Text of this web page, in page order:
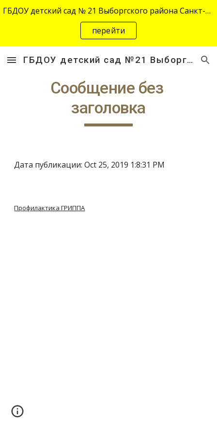
Skip to main content Skip to navigation
ГБДОУ детский сад № 21 Выборгского района Санкт-Петербурга переехал на новый адрес "site-2645.siteedu.ru".
перейти
ГБДОУ детский сад №21 Выборгского района Санкт-Петербурга
Сообщение без
заголовка
Дата публикации: Oct 25, 2019 1:8:31 PM
Профилактика ГРИППА